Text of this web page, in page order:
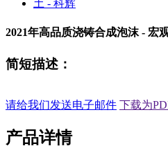
2021年高品质浇铸合成泡沫 - 宏
简短描述：
请给我们发送电子邮件 下载为
产品详情